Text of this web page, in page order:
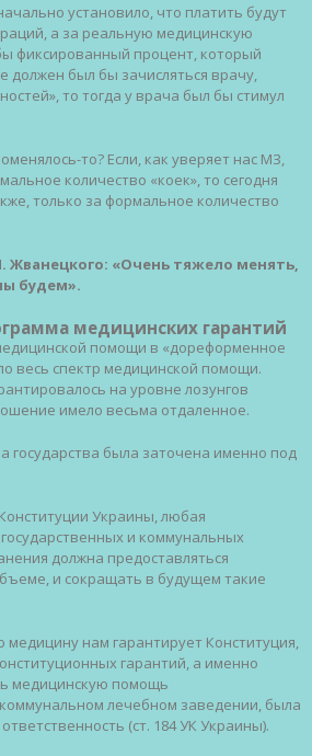
установило, что платить будут
а за реальную медицинскую
фиксированный процент, который
должен был бы зачисляться врачу,
то тогда у врача был бы стимул
то? Если, как уверяет нас МЗ,
количество «коек», то сегодня
только за формальное количество
Жванецкого: «Очень тяжело менять,
будем».
медицинских гарантий
помощи в «дореформенное
весь спектр медицинской помощи.
на уровне лозунгов
имело весьма отдаленное.
государства была заточена именно под
Конституции Украины, любая
и коммунальных
должна предоставляться
и сокращать в будущем такие
медицину нам гарантирует Конституция,
гарантий, а именно
медицинскую помощь
лечебном заведении, была
(ст. 184 УК Украины).